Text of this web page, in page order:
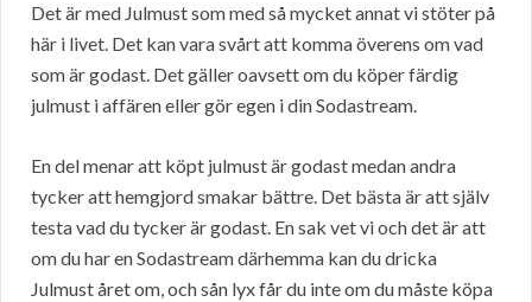
Det är med Julmust som med så mycket annat vi stöter på
här i livet. Det kan vara svårt att komma överens om vad
som är godast. Det gäller oavsett om du köper färdig
julmust i affären eller gör egen i din Sodastream.
En del menar att köpt julmust är godast medan andra
tycker att hemgjord smakar bättre. Det bästa är att själv
testa vad du tycker är godast. En sak vet vi och det är att
om du har en Sodastream därhemma kan du dricka
Julmust året om, och sån lyx får du inte om du måste köpa